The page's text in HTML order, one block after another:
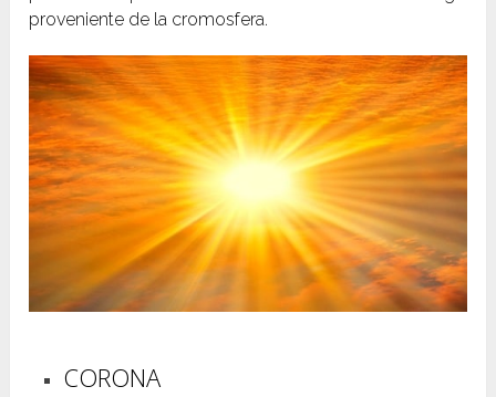
proveniente de la cromosfera.
CORONA